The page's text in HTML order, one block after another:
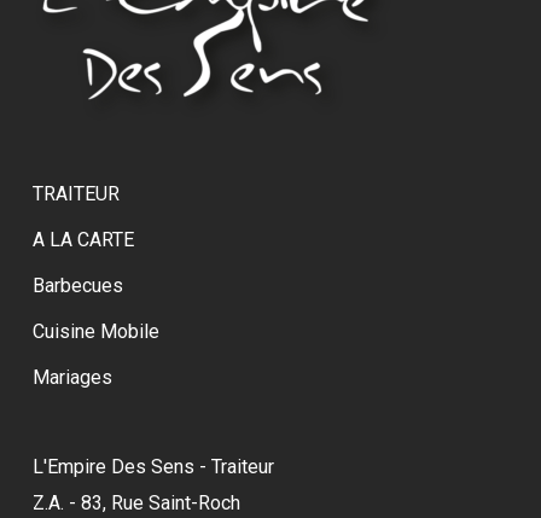
TRAITEUR
A LA CARTE
Barbecues
Cuisine Mobile
Mariages
L'Empire Des Sens - Traiteur
Z.A. - 83, Rue Saint-Roch